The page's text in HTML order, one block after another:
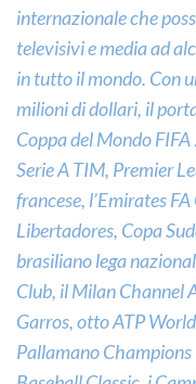
internazionale che
televisivi e media ad
in ​​tutto il mondo. Con
milioni di dollari, il
Coppa del Mondo
Serie A TIM, Premier
francese, l’Emirates
Libertadores, Copa
brasiliano lega
Club, il Milan Channel
Garros, otto ATP
Pallamano